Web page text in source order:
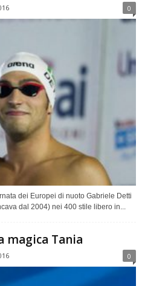
0
dei Europei di nuoto Gabriele Detti
dal 2004) nei 400 stile libero in...
magica Tania
0